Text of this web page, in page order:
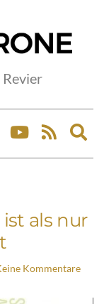
als nur
Kommentare